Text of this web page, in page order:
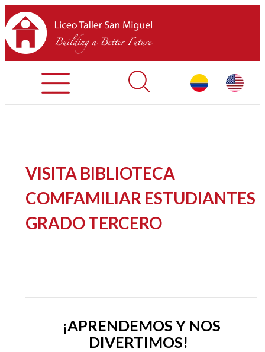
INICIO
SOBRE LTSM
SECCIONES
VISITA BIBLIOTECA
COMFAMILIAR ESTUDIANTES
GRADO TERCERO
¡APRENDEMOS Y NOS
DIVERTIMOS!